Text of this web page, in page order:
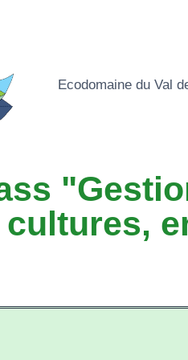
Ecodomaine du Val
cultures,